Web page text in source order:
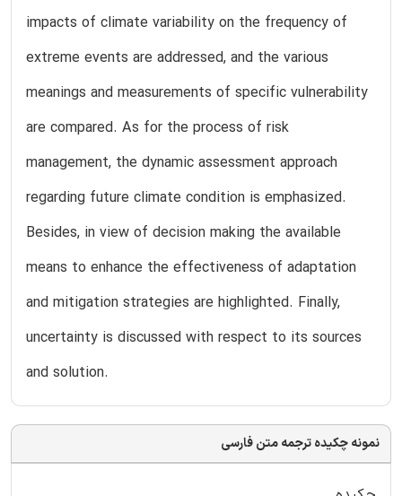
impacts of climate variability on the frequency of
extreme events are addressed, and the various
meanings and measurements of specific vulnerability
are compared. As for the process of risk
management, the dynamic assessment approach
regarding future climate condition is emphasized.
Besides, in view of decision making the available
means to enhance the effectiveness of adaptation
and mitigation strategies are highlighted. Finally,
uncertainty is discussed with respect to its sources
and solution.
نمونه چکیده ترجمه متن فارسی